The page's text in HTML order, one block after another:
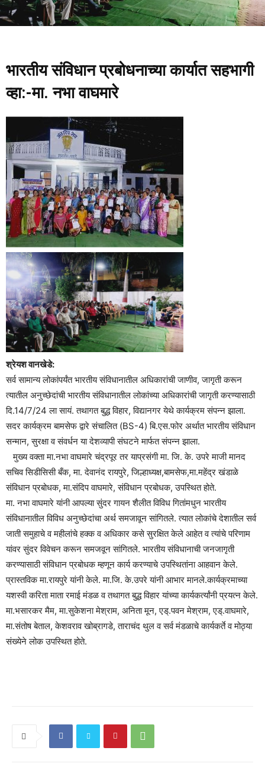
भारतीय संविधान प्रबोधनाच्या कार्यात सहभागी
व्हा:-मा. नभा वाघमारे
श्रेयश वानखेडे:
सर्व सामान्य लोकांपर्यंत भारतीय संविधानातील अधिकारांची जाणीव, जागृती करून
त्यातील अनुच्छेदांची भारतीय संविधानातील लोकांच्या अधिकारांची जागृती करण्यासाठी
दि.14/7/24 ला सायं. तथागत बुद्ध विहार, विद्यानगर येथे कार्यक्रम संपन्न झाला.
सदर कार्यक्रम बामसेफ द्वारे संचालित (BS-4) बि.एस.फोर अर्थात भारतीय संविधान
सन्मान, सुरक्षा व संवर्धन या देशव्यापी संघटने मार्फत संपन्न झाला.
मुख्य वक्ता मा.नभा वाघमारे चंद्रपूर तर याप्रसंगी मा. जि. के. उपरे माजी मानद
सचिव सिडीसिसी बँक, मा. देवानंद रायपुरे, जिल्हाध्यक्ष,बामसेफ,मा.महेंद्र खंडाळे
संविधान प्रबोधक, मा.संदिप वाघमारे, संविधान प्रबोधक, उपस्थित होते.
मा. नभा वाघमारे यांनी आपल्या सुंदर गायन शैलीत विविध गितांमधुन भारतीय
संविधानातील विविध अनुच्छेदांचा अर्थ समजावून सांगितले. त्यात लोकांचे देशातील सर्व
जाती समुहाचे व महीलांचे हक्क व अधिकार कसे सुरक्षित केले आहेत व त्यांचे परिणाम
यांवर सुंदर विवेचन करून समजवून सांगितले. भारतीय संविधानाची जनजागृती
करण्यासाठी संविधान प्रबोधक म्हणून कार्य करण्याचे उपस्थितांना आहवान केले.
प्रास्तविक मा.रायपुरे यांनी केले. मा.जि. के.उपरे यांनी आभार मानले.कार्यक्रमाच्या
यशस्वी करिता माता रमाई मंडळ व तथागत बुद्ध विहार यांच्या कार्यकर्त्यांनी प्रयत्न केले.
मा.भसारकर मैम, मा.सुकेशना मेश्राम, अनिता मून, एड्.पवन मेश्राम, एड्.वाघमारे,
मा.संतोष बेताल, केशवराव खोब्रागडे, ताराचंद थुल व सर्व मंडळाचे कार्यकर्ते व मोठ्या
संख्येने लोक उपस्थित होते.